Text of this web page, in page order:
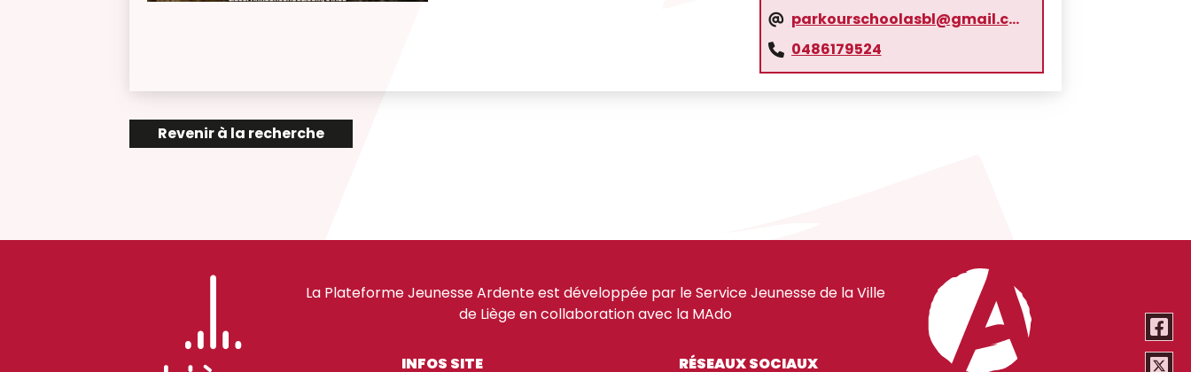
parkourschoolasbl@gmail.com
0486179524
Revenir à la recherche
La Plateforme Jeunesse Ardente est développée par le Service Jeunesse de la Ville
de Liège en collaboration avec la MAdo
INFOS SITE RÉSEAUX SOCIAUX